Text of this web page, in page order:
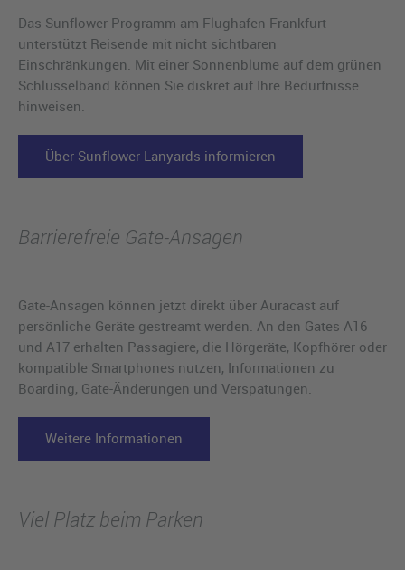
Das Sunflower-Programm am Flughafen Frankfurt
unterstützt Reisende mit nicht sichtbaren
Einschränkungen. Mit einer Sonnenblume auf dem grünen
Schlüsselband können Sie diskret auf Ihre Bedürfnisse
hinweisen.
Über Sunflower-Lanyards informieren
Barrierefreie Gate-Ansagen
Gate-Ansagen können jetzt direkt über Auracast auf
persönliche Geräte gestreamt werden. An den Gates A16
und A17 erhalten Passagiere, die Hörgeräte, Kopfhörer oder
kompatible Smartphones nutzen, Informationen zu
Boarding, Gate-Änderungen und Verspätungen.
Weitere Informationen
Viel Platz beim Parken